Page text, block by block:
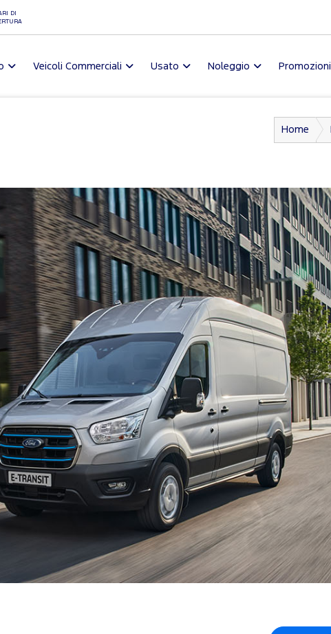
DI
Veicoli Commerciali Usato Noleggio Promozioni
Home